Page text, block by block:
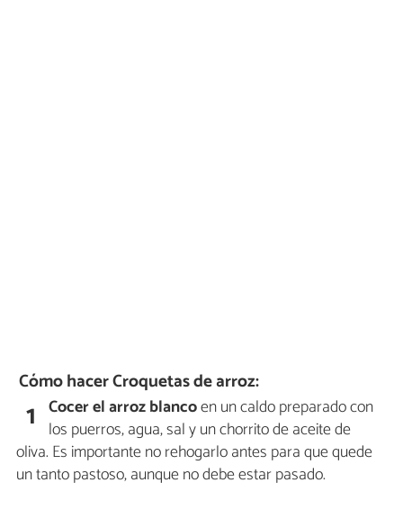
Cómo hacer Croquetas de arroz:
1 Cocer el arroz blancoen un caldo preparado con
los puerros, agua, sal y un chorrito de aceite de
oliva. Es importante no rehogarlo antes para que quede
un tanto pastoso, aunque no debe estar pasado.